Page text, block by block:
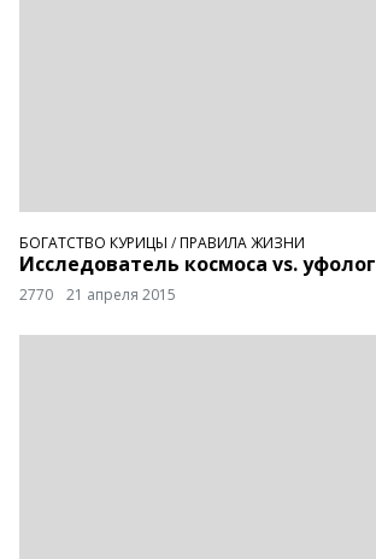
БОГАТСТВО КУРИЦЫ /ПРАВИЛА ЖИЗНИ
Исследователь космоса vs. уфолог
2770 21 апреля 2015